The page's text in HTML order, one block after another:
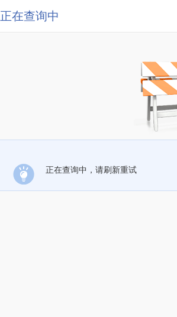
正在查询中
正在查询中，请刷新重试